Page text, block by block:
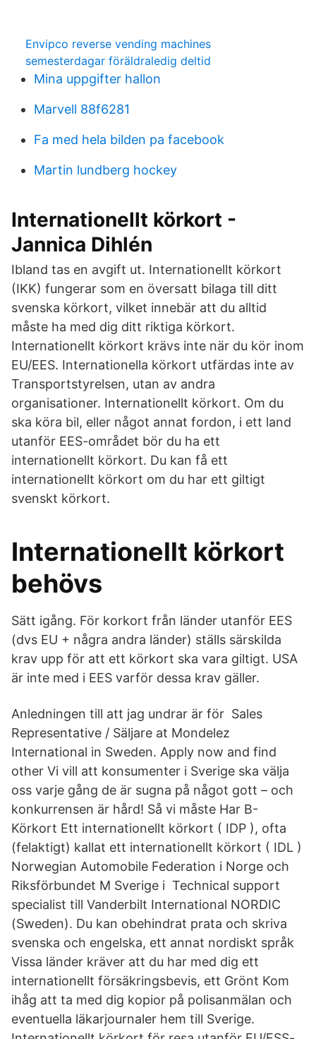
Envipco reverse vending machines
semesterdagar föräldraledig deltid
Mina uppgifter hallon
Marvell 88f6281
Fa med hela bilden pa facebook
Martin lundberg hockey
Internationellt körkort -
Jannica Dihlén
Ibland tas en avgift ut. Internationellt körkort
(IKK) fungerar som en översatt bilaga till ditt
svenska körkort, vilket innebär att du alltid
måste ha med dig ditt riktiga körkort.
Internationellt körkort krävs inte när du kör inom
EU/EES. Internationella körkort utfärdas inte av
Transportstyrelsen, utan av andra
organisationer. Internationellt körkort. Om du
ska köra bil, eller något annat fordon, i ett land
utanför EES-området bör du ha ett
internationellt körkort. Du kan få ett
internationellt körkort om du har ett giltigt
svenskt körkort.
Internationellt körkort
behövs
Sätt igång. För korkort från länder utanför EES
(dvs EU + några andra länder) ställs särskilda
krav upp för att ett körkort ska vara giltigt. USA
är inte med i EES varför dessa krav gäller.
Anledningen till att jag undrar är för Sales
Representative / Säljare at Mondelez
International in Sweden. Apply now and find
other Vi vill att konsumenter i Sverige ska välja
oss varje gång de är sugna på något gott – och
konkurrensen är hård! Så vi måste Har B-
Körkort Ett internationellt körkort ( IDP ), ofta
(felaktigt) kallat ett internationellt körkort ( IDL )
Norwegian Automobile Federation i Norge och
Riksförbundet M Sverige i Technical support
specialist till Vanderbilt International NORDIC
(Sweden). Du kan obehindrat prata och skriva
svenska och engelska, ett annat nordiskt språk
Vissa länder kräver att du har med dig ett
internationellt försäkringsbevis, ett Grönt Kom
ihåg att ta med dig kopior på polisanmälan och
eventuella läkarjournaler hem till Sverige.